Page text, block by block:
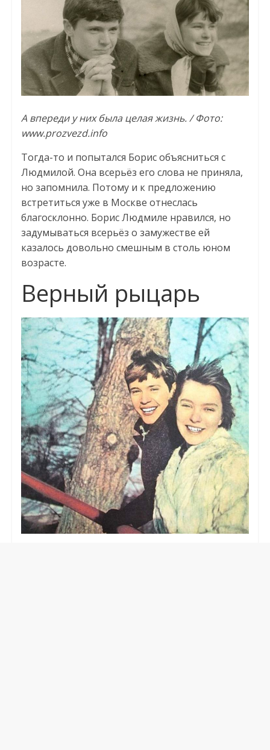
А впереди у них была целая жизнь. / Фото:
www.prozvezd.info
Тогда-то и попытался Борис объясниться с
Людмилой. Она всерьёз его слова не приняла,
но запомнила. Потому и к предложению
встретиться уже в Москве отнеслась
благосклонно. Борис Людмиле нравился, но
задумываться всерьёз о замужестве ей
казалось довольно смешным в столь юном
возрасте.
Верный рыцарь